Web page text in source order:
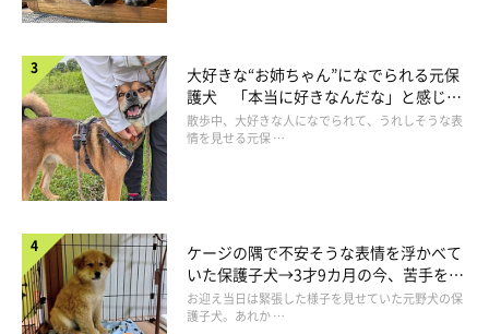
大好きな“お姉ちゃん”になでられる元保
護犬 「本当に好きなんだな」と感じる
表情にほっこり
散歩中、大好きな人になでられて、うれしそうな表
情を見せる元保 …
ケージの隅で不安そうな表情を浮かべて
いた保護子犬→3才9カ月の今、苦手を克
服し頼もしいコに成長！
お迎え当日は緊張した様子を見せていた元野犬の保
護子犬。あれか …